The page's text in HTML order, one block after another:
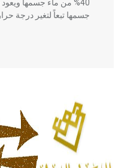
40% من ماء جسمها
جسمها تبعاً لتغير درجة
الحكم، الأدلة، تنظيم
له الفضل بأنه حرر الطب